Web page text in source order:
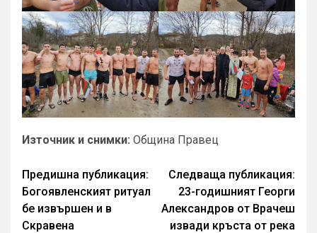
Източник и снимки: Община Правец
Continue
Reading
Предишна публикация:
Богоявленският ритуал
бе извършен и в
Скравена
Следваща публикация:
23-годишният Георги
Александров от Врачеш
извади кръста от река